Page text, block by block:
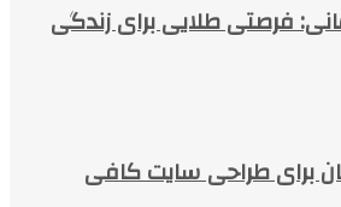
فرصتی طلایی برای زندگی
برای طراحی سایت کافی